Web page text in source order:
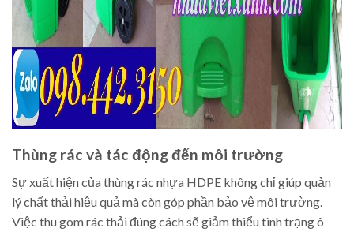
Thùng rác và tác động đến môi trường
Sự xuất hiện của thùng rác nhựa HDPE không chỉ giúp quản
lý chất thải hiệu quả mà còn góp phần bảo vệ môi trường.
Việc thu gom rác thải đúng cách sẽ giảm thiểu tình trạng ô